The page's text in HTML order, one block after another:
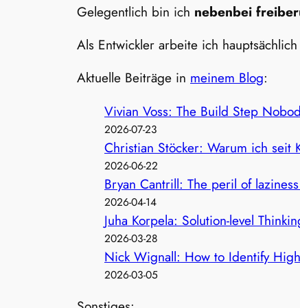
Gelegentlich bin ich nebenbei
Als Entwickler arbeite ich
Aktuelle Beiträge in meinem Blog:
Vivian Voss: The Build Step
2026-07-23
Christian Stöcker: Warum ich seit
2026-06-22
Bryan Cantrill: The peril of
2026-04-14
Juha Korpela: Solution-level
2026-03-28
Nick Wignall: How to Identify
2026-03-05